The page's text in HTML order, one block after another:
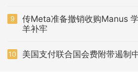
9
传Meta准备撤销收购Manus
羊补牢
10 美国支付联合国会费附带遏制